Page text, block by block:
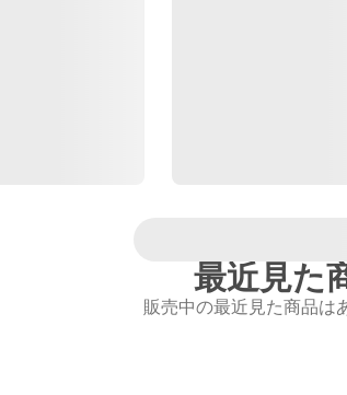
最近見た
販売中の最近見た商品は